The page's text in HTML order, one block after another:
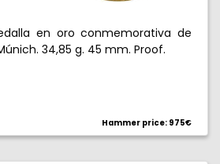
en oro conmemorativa de
34,85 g. 45 mm. Proof.
Hammer price: 975€